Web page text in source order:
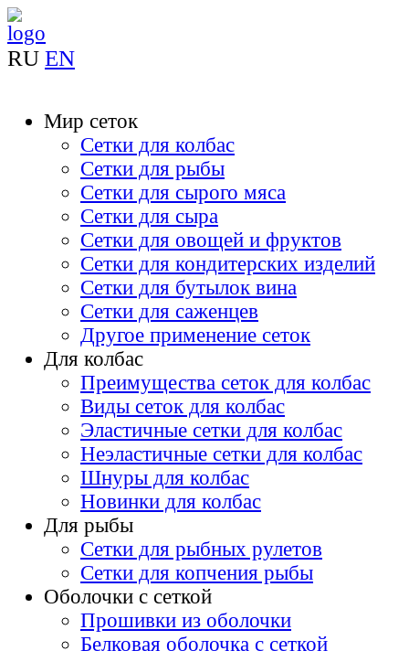
RU EN
Мир сеток
Сетки для колбас
Сетки для рыбы
Сетки для сырого мяса
Сетки для сыра
Сетки для овощей и фруктов
Сетки для кондитерских изделий
Сетки для бутылок вина
Сетки для саженцев
Другое применение сеток
Для колбас
Преимущества сеток для колбас
Виды сеток для колбас
Эластичные сетки для колбас
Неэластичные сетки для колбас
Шнуры для колбас
Новинки для колбас
Для рыбы
Сетки для рыбных рулетов
Сетки для копчения рыбы
Оболочки с сеткой
Прошивки из оболочки
Белковая оболочка с сеткой